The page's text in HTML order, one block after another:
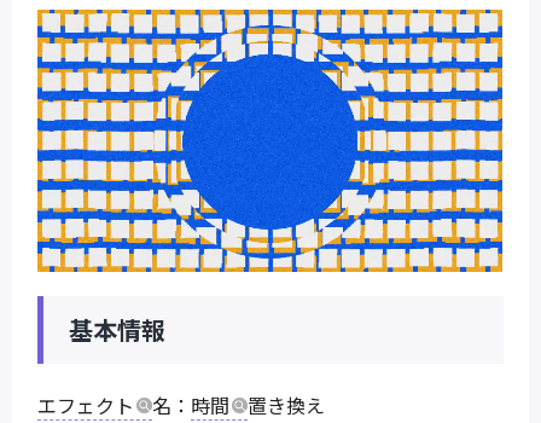
基本情報
エフェクト 名： 時間
置き換え